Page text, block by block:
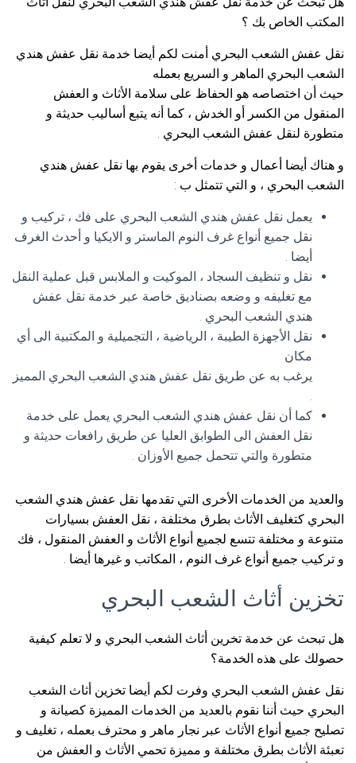
المكتب الخاص بك ؟
نقل عفش الشعب البحري أمنت لكم أيضا خدمة نقل عفش هندي
الشعب البحري الماهر و السريع بعمله
حيث أن اختصاصه هو الحفاظ على سلامة الأثاث و العفش
المنقول من الكسر أو الخدش ، كما أنه يتبع أساليب حديثة و
متطورة لنقل عفش الشعب البحري .
و هناك أيضا أعمال و خدمات أخرى يقوم بها نقل عفش هندي
الشعب البحري ، و التي تتمثل ب :
يعمل نقل عفش هندي الشعب البحري على فك ، تركيب و
نقل جميع أنواع غرف النوم الماستر و الايكيا و أحدث الغرف
أيضا .
نقل و تنظيف السجاد ، الموكيت و الملابس قبل عملية النقل
مع تغليفه و وضعه بصناديق خاصة عبر خدمة نقل عفش
هندي الشعب البحري .
نقل الأجهزة الطيبة ، الرياضية ، التجميلية و المكتبية الى أي
مكان
يرغب به عن طريق نقل عفش هندي الشعب البحري المميز
.
كما أن نقل عفش هندي الشعب البحري يعمل على خدمة
نقل العفش الى الطوابق العليا عن طريق رافعات حديثة و
متطورة والتي تتحمل جميع الأوزان .
والعديد من الخدمات الأخرى التي تقدمها نقل عفش هندي الشعب
البحري كتغليف الأثاث بطرق مختلفة ، نقل العفش بسيارات
متنوعة و مختلفة تتسع لجميع أنواع الأثاث و العفش المنقول ، فك
و تركيب جميع أنواع غرف النوم ، المكاتب و غيرها أيضا .
تخزين أثاث الشعب البحري
هل تبحث عن خدمة تخرين أثاث الشعب البحري و لا تعلم كيفية
حصولك على هذه الخدمة؟
نقل عفش الشعب البحري وفرت لكم أيضا تخزين أثاث الشعب
البحري حيث أننا نقوم بالعديد من الخدمات المميزة كصيانة و
تصليح جميع أنواع الأثاث عبر نجار ماهر و محترف بعمله ، تغليف و
تعبئة الأثاث بطرق مختلفة و مميزة تحمي الأثاث و العفش من